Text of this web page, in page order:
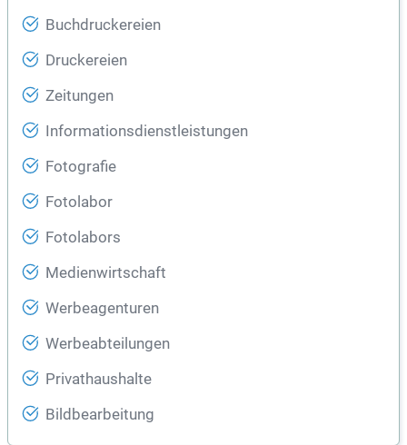
Buchdruckereien
Druckereien
Zeitungen
Informationsdienstleistungen
Fotografie
Fotolabor
Fotolabors
Medienwirtschaft
Werbeagenturen
Werbeabteilungen
Privathaushalte
Bildbearbeitung